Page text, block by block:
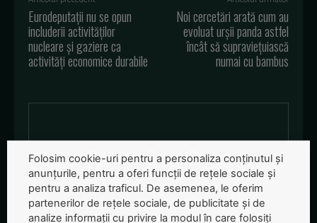
Eurodeputații nu se opun
includerii activităților
nucleare și gaziere ca
activități economice durabile
Noi cercetări arată cum au
evoluat urșii panda astfel
încât să supraviețuiască
numai cu bambus
Redactia-Green-Report
Folosim cookie-uri pentru a personaliza conținutul și
anunțurile, pentru a oferi funcții de rețele sociale și
pentru a analiza traficul. De asemenea, le oferim
partenerilor de rețele sociale, de publicitate și de
analize informații cu privire la modul în care folosiți